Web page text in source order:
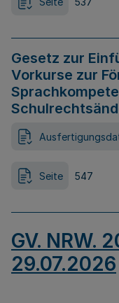
Gesetz zur
Vorkurse zur
Seite 547
GV. NRW.
29.07.2026